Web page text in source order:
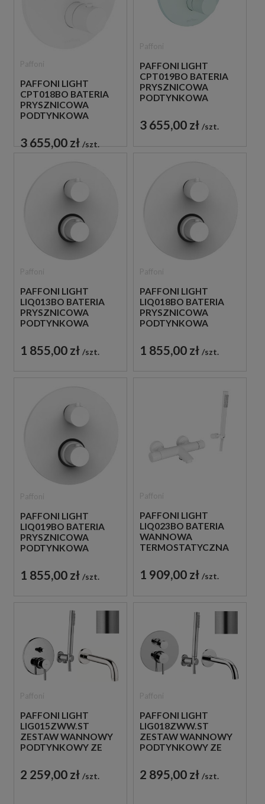
PAFFONI LIGHT
CPT018BO BATERIA
PRYSZNICOWA
PODTYNKOWA
DROŻNA
JEDNOUCHWYTOWA
3 655,00 zł szt.
PAFFONI LIGHT
CPT019BO BATERIA
PRYSZNICOWA
PODTYNKOWA
DROŻNA
JEDNOUCHWYTOWA
3 655,00 zł szt.
PAFFONI LIGHT
LIQ013BO BATERIA
PRYSZNICOWA
PODTYNKOWA
DROŻNA
JEDNOUCHWYTOWA
1 855,00 zł szt.
PAFFONI LIGHT
LIQ018BO BATERIA
PRYSZNICOWA
PODTYNKOWA
DROŻNA
JEDNOUCHWYTOWA
1 855,00 zł szt.
PAFFONI LIGHT
LIQ019BO BATERIA
PRYSZNICOWA
PODTYNKOWA
DROŻNA
JEDNOUCHWYTOWA
1 855,00 zł szt.
PAFFONI LIGHT
LIQ023BO BATERIA
WANNOWA
TERMOSTATYCZNA
SŁUCHAWKĄ
PRYSZNICOWĄ BIAŁA
1 909,00 zł szt.
PAFFONI LIGHT
LIG015ZWW.ST
ZESTAW WANNOWY
PODTYNKOWY ZE
PRYSZNICOWĄ STAL
SZCZOTKOWANA
2 259,00 zł szt.
PAFFONI LIGHT
LIG018ZWW.ST
ZESTAW WANNOWY
PODTYNKOWY ZE
PRYSZNICOWĄ STAL
SZCZOTKOWANA
2 895,00 zł szt.